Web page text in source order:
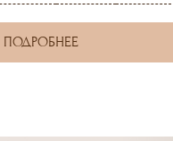
ПОДРОБНЕЕ